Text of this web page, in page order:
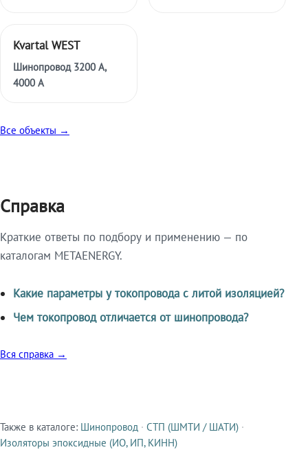
Kvartal WEST
Шинопровод 3200 А,
4000 А
Все объекты →
Справка
Краткие ответы по подбору и применению — по
каталогам METAENERGY.
Какие параметры у токопровода с литой изоляцией?
Чем токопровод отличается от шинопровода?
Вся справка →
Смежные продукты
Также в каталоге: Шинопровод · СТП (ШМТИ / ШАТИ) ·
Изоляторы эпоксидные (ИО, ИП, КИНН)